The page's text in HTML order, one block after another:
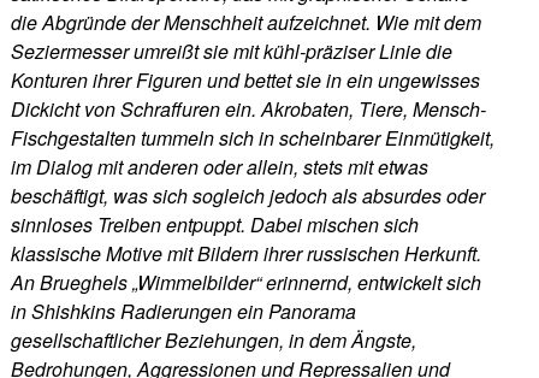
die Abgründe der Menschheit aufzeichnet. Wie mit dem
Seziermesser umreißt sie mit kühl-präziser Linie die
Konturen ihrer Figuren und bettet sie in ein ungewisses
Dickicht von Schraffuren ein. Akrobaten, Tiere, Mensch-
Fischgestalten tummeln sich in scheinbarer Einmütigkeit,
im Dialog mit anderen oder allein, stets mit etwas
beschäftigt, was sich sogleich jedoch als absurdes oder
sinnloses Treiben entpuppt. Dabei mischen sich
klassische Motive mit Bildern ihrer russischen Herkunft.
An Brueghels „Wimmelbilder“ erinnernd, entwickelt sich
in Shishkins Radierungen ein Panorama
gesellschaftlicher Beziehungen, in dem Ängste,
Bedrohungen, Aggressionen und Repressalien und